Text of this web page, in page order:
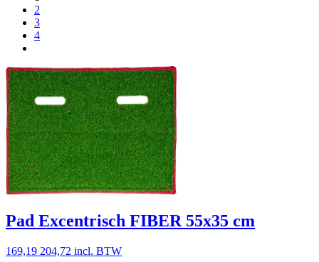
2
3
4
Pad Excentrisch FIBER 55x35 cm
169,19 204,72 incl. BTW